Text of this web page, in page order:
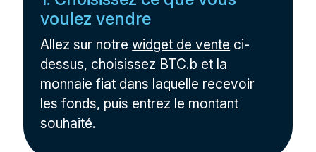
voulez vendre
Allez sur notrewidget de vente ci-
dessus, choisissez BTC.b et la
monnaie fiat dans laquelle recevoir
les fonds, puis entrez le montant
souhaité.